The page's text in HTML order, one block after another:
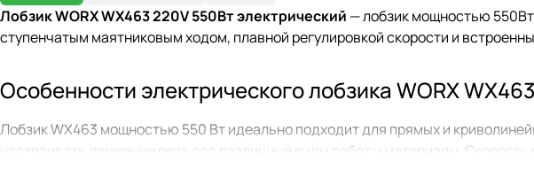
Лобзик WORX WX463 220V 550Вт электрический — лобзик мощностью
ступенчатым маятниковым ходом, плавной регулировкой скорости и
Особенности электрического лобзика WORX WX463
Лобзик WX463 мощностью 550 Вт идеально подходит для прямых и
настраивать движение реза под различные виды работ и материалы.